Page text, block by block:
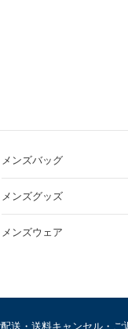
メンズバッグ
メンズグッズ
メンズウェア
配送・送料キャンセル・ご